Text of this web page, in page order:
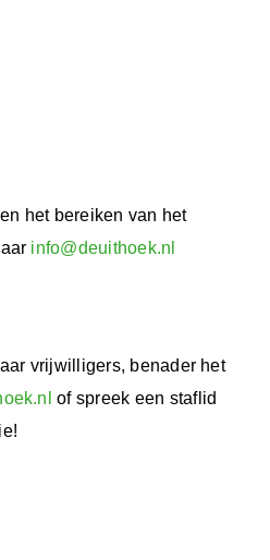
het bereiken van het
info@deuithoek.nl
vrijwilligers, benader het
of spreek een staflid